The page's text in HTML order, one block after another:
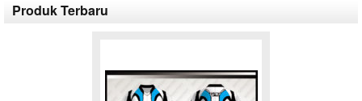
Produk Terbaru